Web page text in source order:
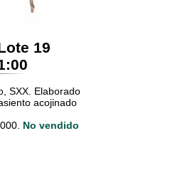
19
SXX. Elaborado
acojinado
No vendido